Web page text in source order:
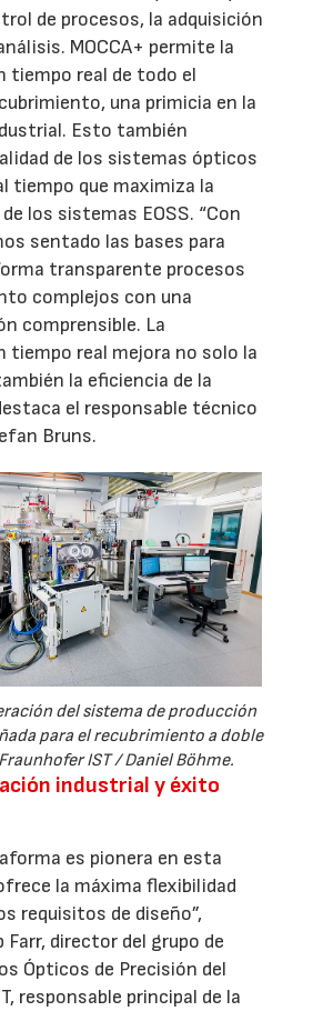
de procesos, la adquisición
MOCCA+ permite la
tiempo real de todo el
una primicia en la
Esto también
de los sistemas ópticos
tiempo que maximiza la
los sistemas EOSS. “Con
sentado las bases para
transparente procesos
complejos con una
comprensible. La
tiempo real mejora no solo la
la eficiencia de la
el responsable técnico
Bruns.
del sistema de producción
para el recubrimiento a doble
IST / Daniel Böhme.
industrial y éxito
es pionera en esta
la máxima flexibilidad
requisitos de diseño”,
Farr, director del grupo de
Ópticos de Precisión del
responsable principal de la